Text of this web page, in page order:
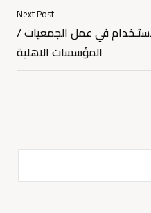
Next Post
في عمل الجمعيات /
المؤسسات الاهلية